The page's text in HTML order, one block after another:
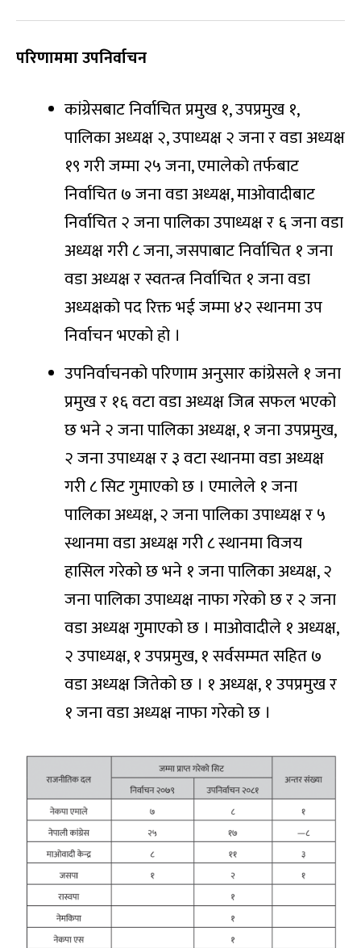
परिणाममा उपनिर्वाचन
कांग्रेसबाट निर्वाचित प्रमुख १, उपप्रमुख १,
पालिका अध्यक्ष २, उपाध्यक्ष २ जना र वडा अध्यक्ष
१९ गरी जम्मा २५ जना, एमालेको तर्फबाट
निर्वाचित ७ जना वडा अध्यक्ष, माओवादीबाट
निर्वाचित २ जना पालिका उपाध्यक्ष र ६ जना वडा
अध्यक्ष गरी ८ जना, जसपाबाट निर्वाचित १ जना
वडा अध्यक्ष र स्वतन्त्र निर्वाचित १ जना वडा
अध्यक्षको पद रिक्त भई जम्मा ४२ स्थानमा उप
निर्वाचन भएको हो ।
उपनिर्वाचनको परिणाम अनुसार कांग्रेसले १ जना
प्रमुख र १६ वटा वडा अध्यक्ष जित्न सफल भएको
छ भने २ जना पालिका अध्यक्ष, १ जना उपप्रमुख,
२ जना उपाध्यक्ष र ३ वटा स्थानमा वडा अध्यक्ष
गरी ८ सिट गुमाएको छ । एमालेले १ जना
पालिका अध्यक्ष, २ जना पालिका उपाध्यक्ष र ५
स्थानमा वडा अध्यक्ष गरी ८ स्थानमा विजय
हासिल गरेको छ भने १ जना पालिका अध्यक्ष, २
जना पालिका उपाध्यक्ष नाफा गरेको छ र २ जना
वडा अध्यक्ष गुमाएको छ । माओवादीले १ अध्यक्ष,
२ उपाध्यक्ष, १ उपप्रमुख, १ सर्वसम्मत सहित ७
वडा अध्यक्ष जितेको छ । १ अध्यक्ष, १ उपप्रमुख र
१ जना वडा अध्यक्ष नाफा गरेको छ ।